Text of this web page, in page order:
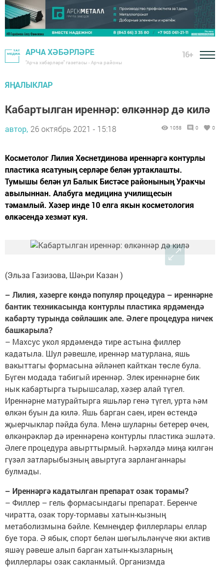
АРЧА ХӘБӘРЛӘРЕ
"Арча хәбәрләре" газетасы - Арча районы
16+
ЯҢАЛЫКЛАР
Кабартылган иреннәр: өлкәннәр дә килә
автор, 26 октябрь 2021 - 15:18 1058 0 0
Косметолог Лилия Хөснетдинова иреннәргә контурлы
пластика ясатуның серләре белән уртаклашты.
Тумышы белән ул Балык Бистәсе районының Уракчы
авылыннан. Алабуга медицина училищесын
тәмамлый. Хәзер инде 10 елга якын косметология
өлкәсендә хезмәт куя.
(Эльза Газизова, Шәһри Казан )
– Лилия, хәзерге көндә популяр процедура – иреннәрне
бантик техникасында контурлы пластика ярдәмендә
кабарту турында сөйләшик әле. Әлеге процедура ничек
башкарыла?
– Махсус укол ярдәмендә тире астына филлер
кадатыла. Шул рәвешле, иреннәр матурлана, яшь
вакыттагы формасына әйләнеп кайткан төсле була.
Бүген модада табигый иреннәр. Элек иреннәрне бик
нык кабартырга тырышсалар, хәзер алай түгел.
Иреннәрне матурайтырга яшьләр генә түгел, урта һәм
өлкән буын да килә. Яшь барган саен, ирен өстендә
җыерчыклар пәйда була. Менә шуларны бетерер өчен,
өлкәнрәкләр дә иреннәренә контурлы пластика эшләтә.
Әлеге процедура авырттырмый. Һәрхәлдә миңа килгән
гүзәл затларыбызның авыртуга зарланганнары
булмады.
– Иреннәргә кадатылган препарат озак торамы?
– Филлер – гель формасындагы препарат. Беренче
чиратта, озак тору-тормавы хатын-кызның
метаболизмына бәйле. Кемнеңдер филлерлары еллар
буе тора. Ә ябык, спорт белән шөгыльләнүче яки актив
яшәү рәвеше алып барган хатын-кызларның
филлерлары озак сакланмый. Организмда